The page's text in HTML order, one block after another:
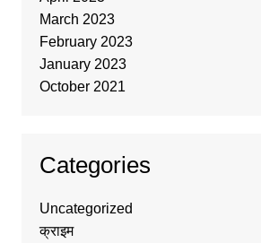
March 2023
February 2023
January 2023
October 2021
Categories
Uncategorized
क्राइम